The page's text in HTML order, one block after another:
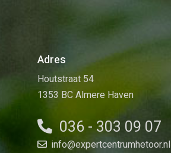
Adres
Houtstraat 54
1353 BC Almere Haven
036 - 303 09 07
info@expertcentrumhetoor.nl